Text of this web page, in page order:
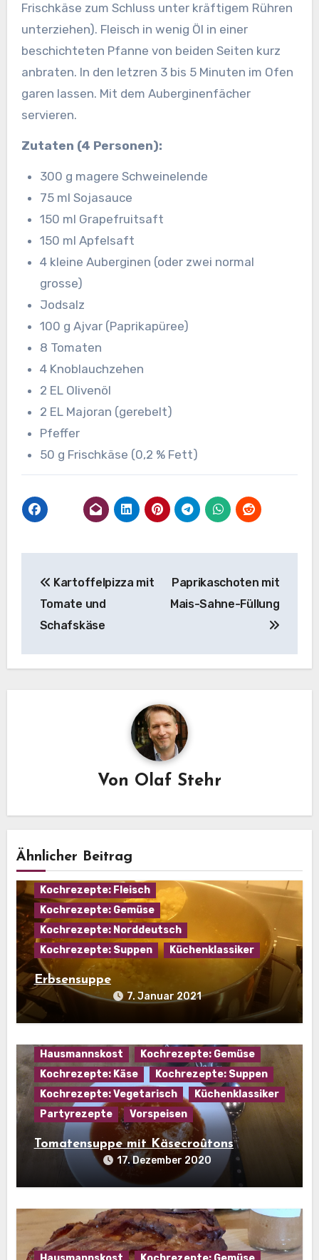
Frischkäse zum Schluss unter kräftigem Rühren
unterziehen). Fleisch in wenig Öl in einer
beschichteten Pfanne von beiden Seiten kurz
anbraten. In den letzren 3 bis 5 Minuten im Ofen
garen lassen. Mit dem Auberginenfächer
servieren.
Zutaten (4 Personen):
300 g magere Schweinelende
75 ml Sojasauce
150 ml Grapefruitsaft
150 ml Apfelsaft
4 kleine Auberginen (oder zwei normal
grosse)
Jodsalz
100 g Ajvar (Paprikapüree)
8 Tomaten
4 Knoblauchzehen
2 EL Olivenöl
2 EL Majoran (gerebelt)
Pfeffer
50 g Frischkäse (0,2 % Fett)
Kartoffelpizza mit
Tomate und
Schafskäse
Paprikaschoten mit
Mais-Sahne-Füllung
Von Olaf Stehr
Ähnlicher Beitrag
Eintopf
Hausmannskost
Kochrezepte: Fleisch
Kochrezepte: Gemüse
Kochrezepte: Norddeutsch
Kochrezepte: Suppen
Küchenklassiker
Erbsensuppe
7. Januar 2021
Hausmannskost
Kochrezepte: Gemüse
Kochrezepte: Käse
Kochrezepte: Suppen
Kochrezepte: Vegetarisch
Küchenklassiker
Partyrezepte
Vorspeisen
Tomatensuppe mit Käsecroûtons
17. Dezember 2020